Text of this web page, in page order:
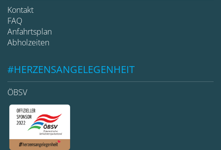
Kontakt
FAQ
Anfahrtsplan
Abholzeiten
#HERZENSANGELEGENHEIT
ÖBSV